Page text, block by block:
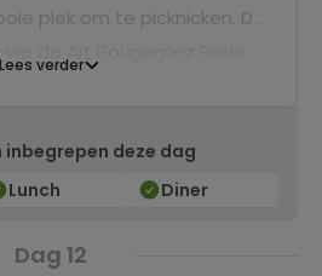
plek om te picknicken. De
onder andere door
leuke en actieve dag
Lees verder
deze dag
Lunch Diner
Dag 12